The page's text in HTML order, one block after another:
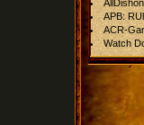
APB:
ACR-
Watch